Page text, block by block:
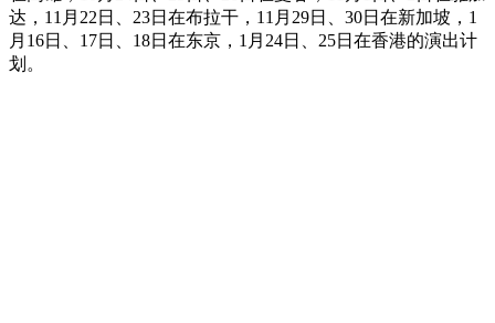
达，11月22日、23日在布拉干，11月29日、30日在新加坡，1
月16日、17日、18日在东京，1月24日、25日在香港的演出计
划。